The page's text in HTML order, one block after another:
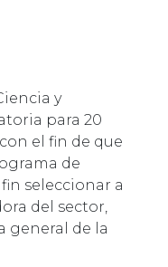
y
para 20
el fin de que
de
seleccionar a
del sector,
general de la